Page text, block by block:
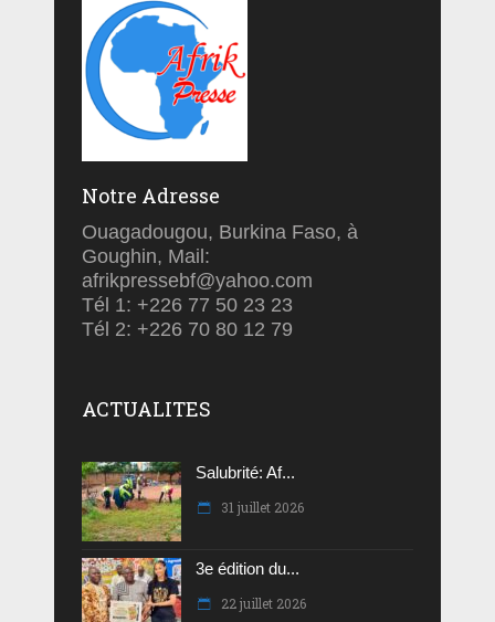
Notre Adresse
Ouagadougou, Burkina Faso, à
Goughin, Mail:
afrikpressebf@yahoo.com
Tél 1: +226 77 50 23 23
Tél 2: +226 70 80 12 79
ACTUALITES
Salubrité: Af...
31 juillet 2026
3e édition du...
22 juillet 2026